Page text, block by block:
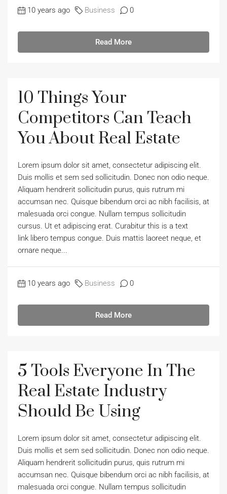
10 years ago Business 0
Read More
10 Things Your
Competitors Can Teach
You About Real Estate
Lorem ipsum dolor sit amet, consectetur adipiscing elit.
Duis mollis et sem sed sollicitudin. Donec non odio neque.
Aliquam hendrerit sollicitudin purus, quis rutrum mi
accumsan nec. Quisque bibendum orci ac nibh facilisis, at
malesuada orci congue. Nullam tempus sollicitudin
cursus. Ut et adipiscing erat. Curabitur this is a text
link libero tempus congue. Duis mattis laoreet neque, et
ornare neque...
10 years ago Business 0
Read More
5 Tools Everyone In The
Real Estate Industry
Should Be Using
Lorem ipsum dolor sit amet, consectetur adipiscing elit.
Duis mollis et sem sed sollicitudin. Donec non odio neque.
Aliquam hendrerit sollicitudin purus, quis rutrum mi
accumsan nec. Quisque bibendum orci ac nibh facilisis, at
malesuada orci congue. Nullam tempus sollicitudin